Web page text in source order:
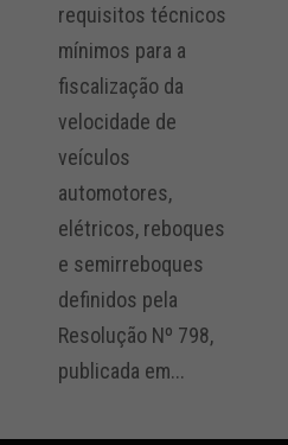
requisitos técnicos
mínimos para a
fiscalização da
velocidade de
veículos
automotores,
elétricos, reboques
e semirreboques
definidos pela
Resolução Nº 798,
publicada em...